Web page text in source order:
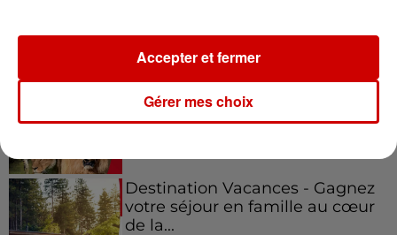
Le Duel - Gagnez vos entrées
pour l'un des zoos de nos
régions !
Destination Vacances - Gagnez
votre séjour en famille au cœur
de la...
Gérer mes choix
Accepter et fermer